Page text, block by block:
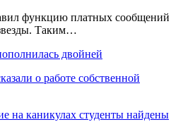
функцию платных сообщений
Таким…
двойней
о работе собственной
на каникулах студенты найдены